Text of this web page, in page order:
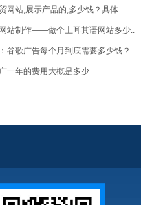
网站,展示产品的,多少钱？具体..
站制作——做个土耳其语网站多少..
谷歌广告每个月到底需要多少钱？
一年的费用大概是多少